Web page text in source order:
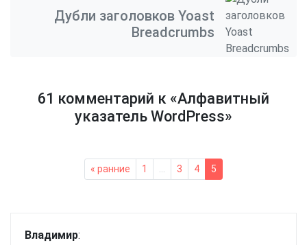
Дубли заголовков Yoast
Breadcrumbs
61 комментарий к «Алфавитный
указатель WordPress»
Навигация« ранние 1 3 4 5
Владимир: